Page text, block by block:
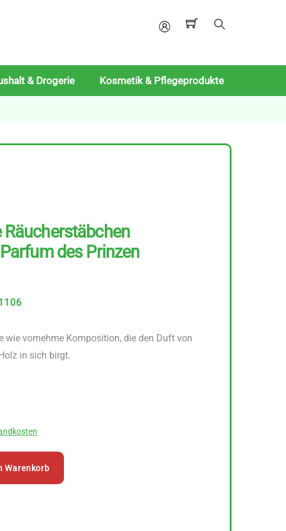
Mein
& Drogerie Kosmetik & Pflegeprodukte
des Prinzen
wie vornehme Komposition, die den Duft von
in sich birgt.
Warenkorb